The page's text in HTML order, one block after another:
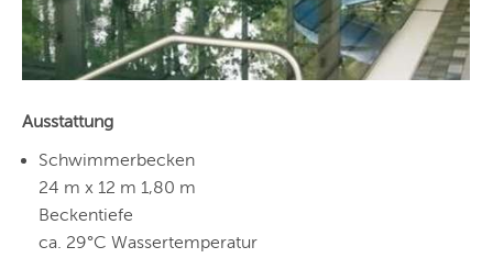
Ausstattung
Schwimmerbecken
24 m x 12 m 1,80 m
Beckentiefe
ca. 29°C Wassertemperatur